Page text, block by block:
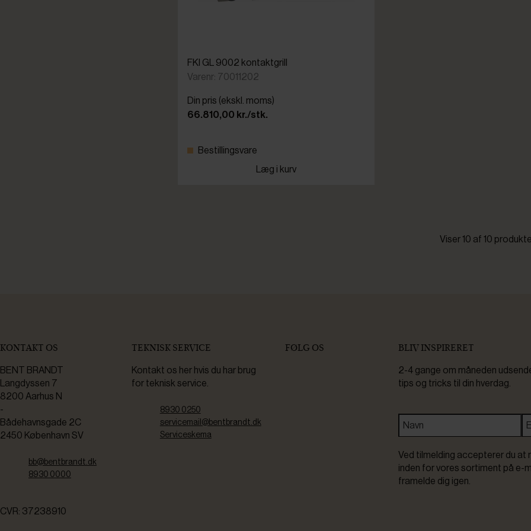
FKI GL 9002 kontaktgrill
Varenr: 70011202
Din pris (ekskl. moms)
66.810,00 kr./stk.
Bestillingsvare
Læg i kurv
Viser 10 af 10
KONTAKT OS
BENT BRANDT
Langdyssen 7
8200 Aarhus N
-
Bådehavnsgade 2C
2450 København SV
bb@bentbrandt.dk
8930 0000
CVR: 37238910
TEKNISK SERVICE
Kontakt os her hvis du har brug
for teknisk service.
8930 0250
servicemail@bentbrandt.dk
Serviceskema
FØLG OS BLIV INSPIRERET
2-4 gange om måneden
tips og tricks til din hverdag.
Ved tilmelding accepterer du at
inden for vores sortiment på e-
framelde dig igen.